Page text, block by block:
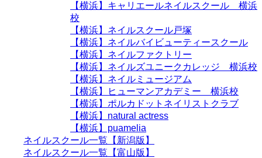
【横浜】キャリエールネイルスクール 横浜
校
【横浜】ネイルスクール戸塚
【横浜】ネイルバイビューティースクール
【横浜】ネイルファクトリー
【横浜】ネイルズユニークカレッジ 横浜校
【横浜】ネイルミュージアム
【横浜】ヒューマンアカデミー 横浜校
【横浜】ポルカドットネイリストクラブ
【横浜】natural actress
【横浜】puamelia
ネイルスクール一覧【新潟版】
ネイルスクール一覧【富山版】